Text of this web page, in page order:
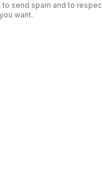
send spam and to
want.